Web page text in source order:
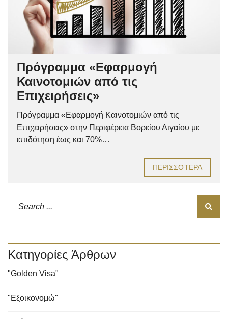
Πρόγραμμα «Εφαρμογή
Καινοτομιών από τις
Επιχειρήσεις»
Πρόγραμμα «Εφαρμογή Καινοτομιών από τις
Επιχειρήσεις» στην Περιφέρεια Βορείου Αιγαίου με
επιδότηση έως και 70%…
ΠΕΡΙΣΣΌΤΕΡΑ
Κατηγορίες Άρθρων
"Golden Visa"
"Εξοικονομώ"